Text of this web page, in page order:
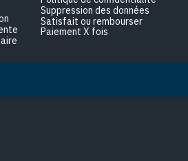
Suppression des données
Satisfait ou rembourser
Paiement X fois